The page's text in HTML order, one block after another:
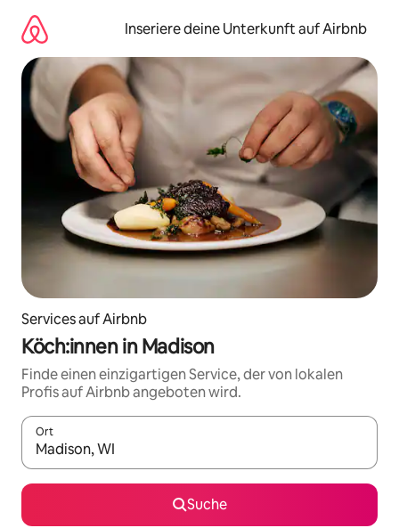
Inhalten
springen
Inseriere deine Unterkunft auf Airbnb
Services auf Airbnb
Köch:innen in Madison
Finde einen einzigartigen Service, der von lokalen
Profis auf Airbnb angeboten wird.
Ort
Wenn Ergebnisse verfügbar sind, navigiere mit den
Suche